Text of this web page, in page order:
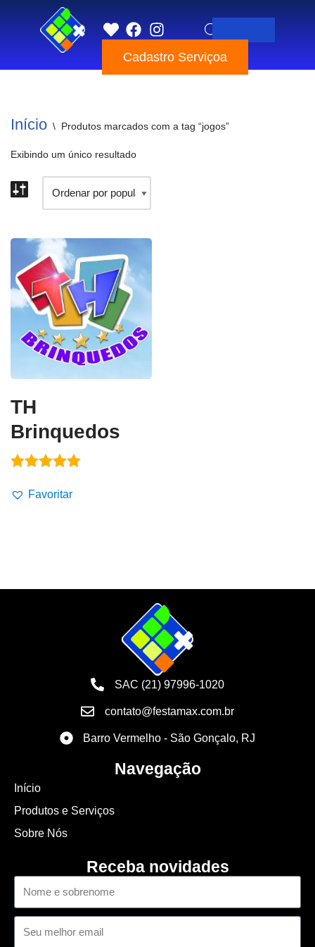
Pular
para
conteúdo
Cadastro Serviçoa
Início \ Produtos marcados com a tag “jogos”
Exibindo um único resultado
TH
Brinquedos
5.00Favoritar
SAC (21) 97996-1020
contato@festamax.com.br
Barro Vermelho - São Gonçalo, RJ
Navegação
Início
Produtos e Serviços
Sobre Nós
Receba novidades